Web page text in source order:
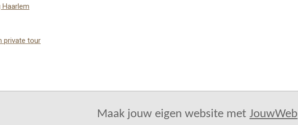
Haarlem
private tour
Maak jouw eigen website met JouwWeb